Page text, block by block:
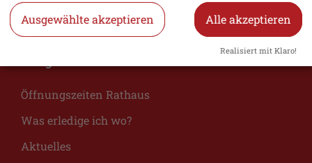
Veranstaltungen
Öffnungszeiten Rathaus
Was erledige ich wo?
Aktuelles
Ausgewählte akzeptieren Alle akzeptieren
Realisiert mit Klaro!